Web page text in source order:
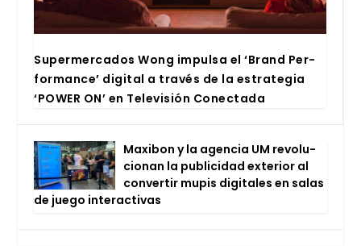
Super­mer­ca­dos Wong impul­sa el ‘Brand Per­
for­man­ce’ digi­tal a tra­vés de la estra­te­gia
‘POWER ON’ en Tele­vi­sión Conec­ta­da
Maxi­bon y la agen­cia UM revo­lu­
cio­nan la publi­ci­dad exte­rior al
con­ver­tir mupis digi­ta­les en salas
de jue­go inter­ac­ti­vas